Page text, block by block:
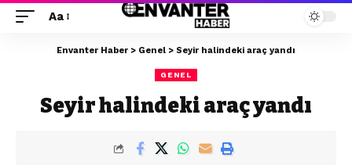
Aa
Envanter Haber > Genel > Seyir halindeki araç yandı
GENEL
Seyir halindeki araç yandı